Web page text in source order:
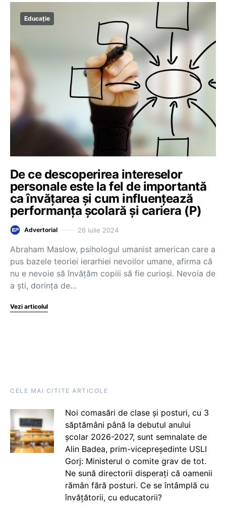
Educație
De ce descoperirea intereselor
personale este la fel de importantă
ca învățarea și cum influențează
performanța școlară și cariera (P)
Advertorial 26 iulie 2024
Abraham Maslow, psihologul umanist american care a
pus bazele teoriei ierarhiei nevoilor umane, afirma că
nu e nevoie să învățăm copiii să fie curioși. Nevoia de
a ști, dorința de…
Vezi articolul
CELE MAI CITITE ARTICOLE
Noi comasări de clase și posturi, cu 3
săptămâni până la debutul anului
școlar 2026-2027, sunt semnalate de
Alin Badea, prim-vicepreședinte USLI
Gorj: Ministerul o comite grav de tot.
Ne sună directorii disperați că oamenii
rămân fără posturi. Ce se întâmplă cu
învățătorii, cu educatorii?